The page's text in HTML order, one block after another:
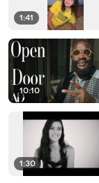
1:41
10:10
1:30